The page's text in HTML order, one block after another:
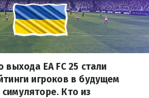
EA FC 25 стали
игроков в будущем
Кто из